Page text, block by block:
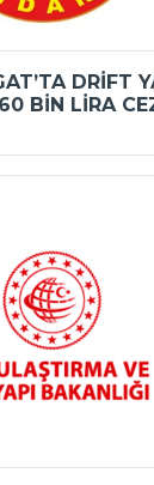
DRIFT
BIN LIRA